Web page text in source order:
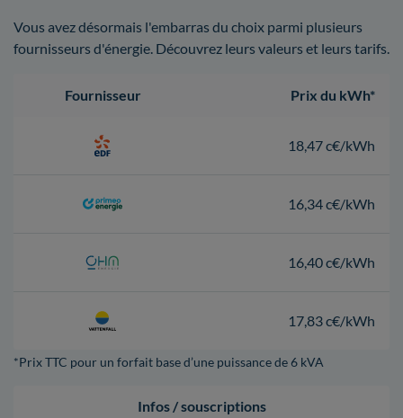
Vous avez désormais l'embarras du choix parmi plusieurs
fournisseurs d'énergie. Découvrez leurs valeurs et leurs tarifs.
Fournisseur Prix du kWh*
18,47 c€/kWh
16,34 c€/kWh
16,40 c€/kWh
17,83 c€/kWh
*Prix TTC pour un forfait base d’une puissance de 6 kVA
Infos / souscriptions